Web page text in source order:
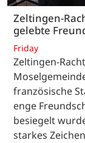
Zeltingen-
gelebte
Friday
Zeltingen-
französische
enge
besiegelt
starkes